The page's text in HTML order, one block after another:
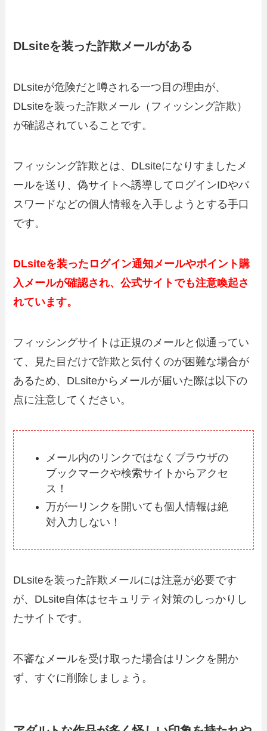
DLsiteを装った詐欺メールがある
DLsiteが危険だと噂される一つ目の理由が、
DLsiteを装った詐欺メール（フィッシング詐欺）
が確認されていることです。
フィッシング詐欺とは、DLsiteになりすましたメ
ールを送り、偽サイトへ誘導してログインIDやパ
スワードなどの個人情報を入手しようとする手口
です。
DLsiteを装ったログイン通知メールやポイント購
入メールが確認され、公式サイトでも注意喚起さ
れています。
フィッシングサイトは正規のメールと似通ってい
て、見た目だけで詐欺と気付くのが困難な場合が
あるため、DLsiteからメールが届いた際は以下の
点に注意してください。
メール内のリンクではなくブラウザの
ブックマークや検索サイトからアクセ
ス！
万が一リンクを開いても個人情報は絶
対入力しない！
DLsiteを装った詐欺メールには注意が必要です
が、DLsite自体はセキュリティ対策のしっかりし
たサイトです。
不審なメールを受け取った場合はリンクを開か
ず、すぐに削除しましょう。